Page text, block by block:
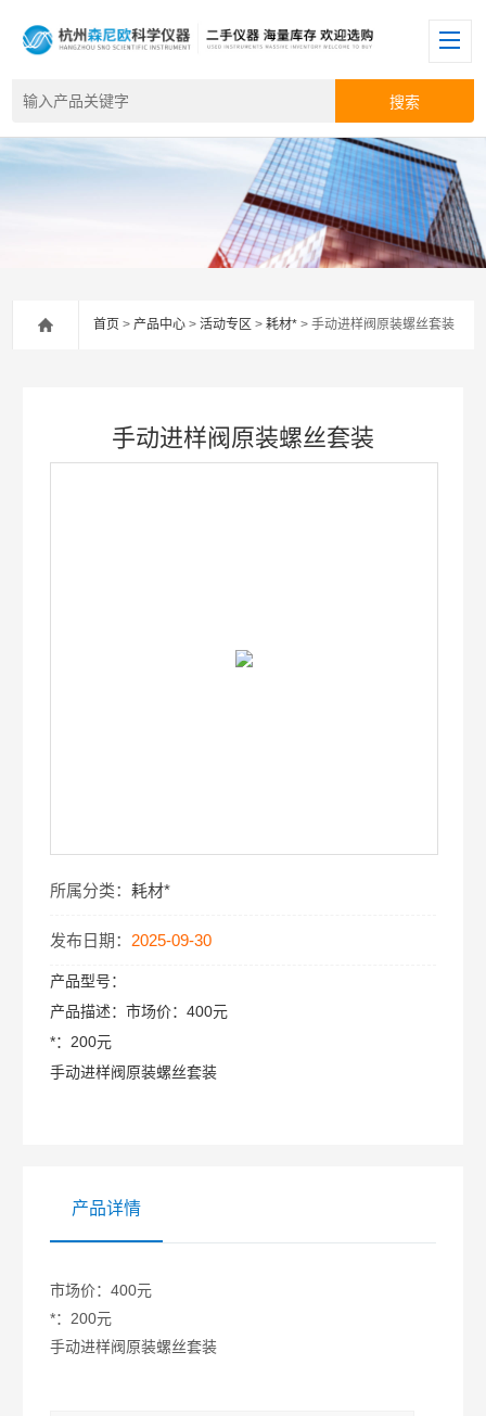
首页 >产品中心 >活动专区 >耗材* > 手动进样阀原装螺丝套装
手动进样阀原装螺丝套装
所属分类：耗材*
发布日期： 2025-09-30
产品型号：
产品描述：市场价：400元
*：200元
手动进样阀原装螺丝套装
产品详情
市场价：400元
*：200元
手动进样阀原装螺丝套装